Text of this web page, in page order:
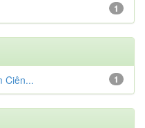
1
1
Ciên...